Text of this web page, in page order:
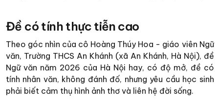
Đề có tính thực tiễn cao
Theo góc nhìn của cô Hoàng Thúy Hoa - giáo viên Ngữ
văn, Trường THCS An Khánh (xã An Khánh, Hà Nội), đề
Ngữ văn năm 2026 của Hà Nội hay, có độ mở, đề có
tính nhân văn, không đánh đố, nhưng yêu cầu học sinh
phải biết cảm thụ hình ảnh thơ và liên hệ đời sống.